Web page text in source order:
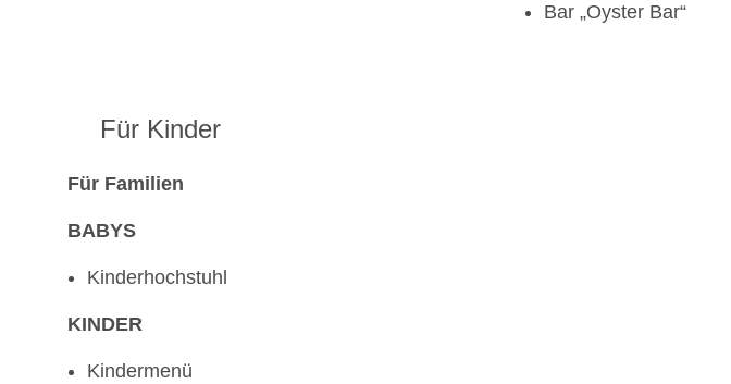
Bar „Oyster Bar“
Für Kinder
Für Familien
BABYS
Kinderhochstuhl
KINDER
Kindermenü